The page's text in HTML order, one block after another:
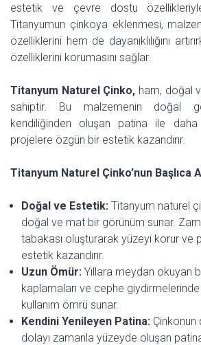
estetik ve çevre dostu
Titanyumun çinkoya eklenmesi,
özelliklerini hem de dayanıklılığını
özelliklerini korumasını sağlar.
Titanyum Naturel Çinko, ham, doğal
sahiptir. Bu malzemenin doğal
kendiliğinden oluşan patina ile
projelere özgün bir estetik kazandırır.
Titanyum Naturel Çinko’nun Başlıca
Doğal ve Estetik: Titanyum naturel
doğal ve mat bir görünüm sunar.
tabakası oluşturarak yüzeyi korur ve
estetik kazandırır.
Uzun Ömür: Yıllara meydan okuyan
kaplamaları ve cephe
kullanım ömrü sunar.
Kendini Yenileyen Patina: Çinkonun
dolayı zamanla yüzeyde oluşan